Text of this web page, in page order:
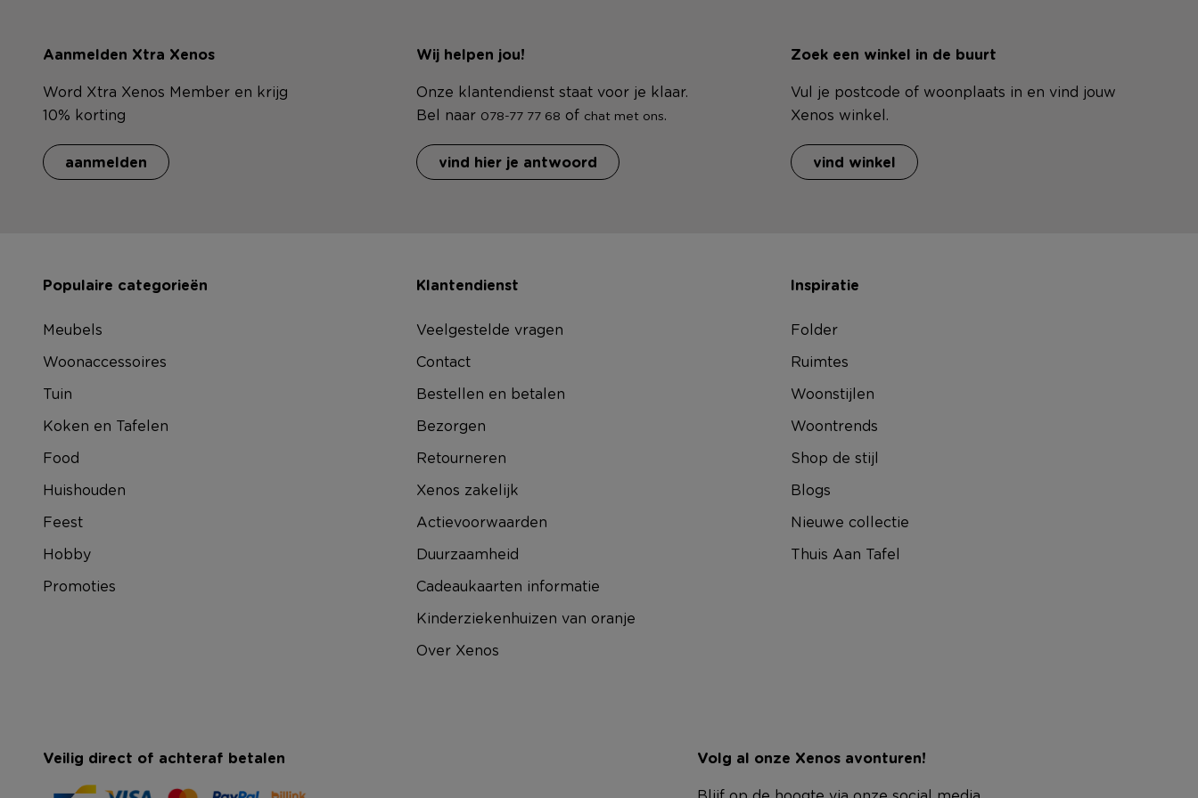
Aanmelden Xtra Xenos
Word Xtra Xenos Member en krijg
10% korting
aanmelden
Wij helpen jou!
Onze klantendienst staat voor je klaar.
Bel naar 078-77 77 68 of chat met ons.
vind hier je antwoord
Zoek een winkel in de buurt
Vul je postcode of woonplaats in en vind jouw
Xenos winkel.
vind winkel
Populaire categorieën
Meubels
Woonaccessoires
Tuin
Koken en Tafelen
Food
Huishouden
Feest
Hobby
Promoties
Klantendienst
Veelgestelde vragen
Contact
Bestellen en betalen
Bezorgen
Retourneren
Xenos zakelijk
Actievoorwaarden
Duurzaamheid
Cadeaukaarten informatie
Kinderziekenhuizen van oranje
Over Xenos
Inspiratie
Folder
Ruimtes
Woonstijlen
Woontrends
Shop de stijl
Blogs
Nieuwe collectie
Thuis Aan Tafel
Veilig direct of achteraf betalen Volg al onze Xenos avonturen!